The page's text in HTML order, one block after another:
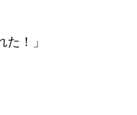
！」